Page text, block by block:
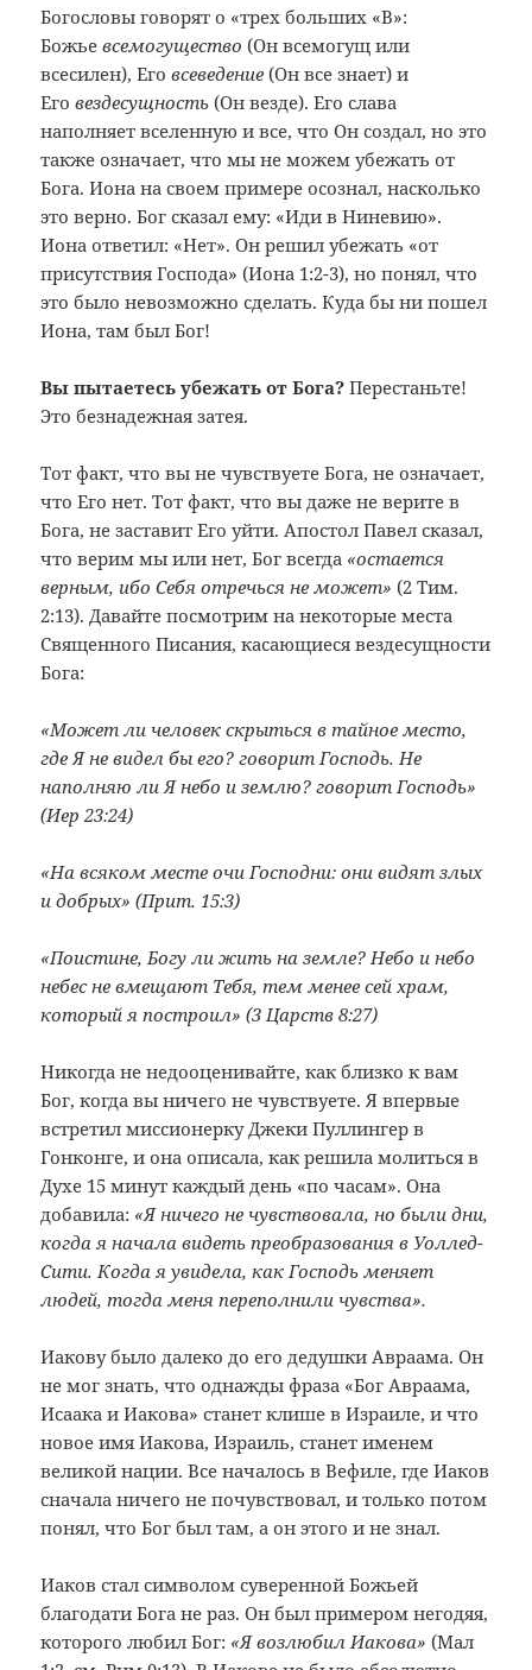
Богословы говорят о «трех больших «В»:
Божьевсемогущество (Он всемогущ или
всесилен), Еговсеведение (Он все знает) и
Еговездесущность (Он везде). Его слава
наполняет вселенную и все, что Он создал, но это
также означает, что мы не можем убежать от
Бога. Иона на своем примере осознал, насколько
это верно. Бог сказал ему: «Иди в Ниневию».
Иона ответил: «Нет». Он решил убежать «от
присутствия Господа» (Иона 1:2-3), но понял, что
это было невозможно сделать. Куда бы ни пошел
Иона, там был Бог!
Вы пытаетесь убежать от Бога? Перестаньте!
Это безнадежная затея.
Тот факт, что вы не чувствуете Бога, не означает,
что Его нет. Тот факт, что вы даже не верите в
Бога, не заставит Его уйти. Апостол Павел сказал,
что верим мы или нет, Бог всегда «остается
верным, ибо Себя отречься не может» (2 Тим.
2:13). Давайте посмотрим на некоторые места
Священного Писания, касающиеся вездесущности
Бога:
«Может ли человек скрыться в тайное место,
где Я не видел бы его? говорит Господь. Не
наполняю ли Я небо и землю? говорит Господь»
(Иер 23:24)
«На всяком месте очи Господни: они видят злых
и добрых» (Прит. 15:3)
«Поистине, Богу ли жить на земле? Небо и небо
небес не вмещают Тебя, тем менее сей храм,
который я построил» (3 Царств 8:27)
Никогда не недооценивайте, как близко к вам
Бог, когда вы ничего не чувствуете. Я впервые
встретил миссионерку Джеки Пуллингер в
Гонконге, и она описала, как решила молиться в
Духе 15 минут каждый день «по часам». Она
добавила: «Я ничего не чувствовала, но были дни,
когда я начала видеть преобразования в Уоллед-
Сити. Когда я увидела, как Господь меняет
людей, тогда меня переполнили чувства».
Иакову было далеко до его дедушки Авраама. Он
не мог знать, что однажды фраза «Бог Авраама,
Исаака и Иакова» станет клише в Израиле, и что
новое имя Иакова, Израиль, станет именем
великой нации. Все началось в Вефиле, где Иаков
сначала ничего не почувствовал, и только потом
понял, что Бог был там, а он этого и не знал.
Иаков стал символом суверенной Божьей
благодати Бога не раз. Он был примером негодяя,
которого любил Бог: «Я возлюбил Иакова» (Мал